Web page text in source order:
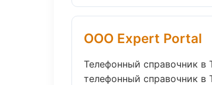
ООО Expert Portal
Телефонный справочник в
телефонный справочник в